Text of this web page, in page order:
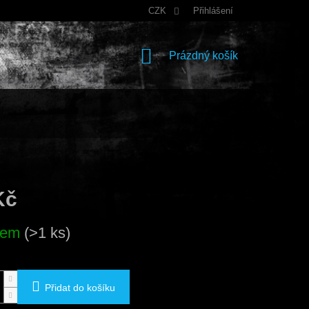
CZK Přihlášení
NÁKUPNÍ
KOŠÍK
Prázdný košík
(>1 ks)
Přidat do košíku